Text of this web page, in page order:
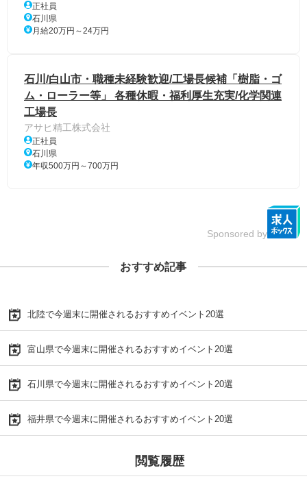
正社員
石川県
月給20万円～24万円
石川/白山市・職種未経験歓迎/工場長候補「樹脂・ゴ
ム・ローラー等」 各種休暇・福利厚生充実/化学関連
工場長
アサヒ精工株式会社
正社員
石川県
年収500万円～700万円
Sponsored by
おすすめ記事
北陸で今週末に開催されるおすすめイベント20選
富山県で今週末に開催されるおすすめイベント20選
石川県で今週末に開催されるおすすめイベント20選
福井県で今週末に開催されるおすすめイベント20選
閲覧履歴